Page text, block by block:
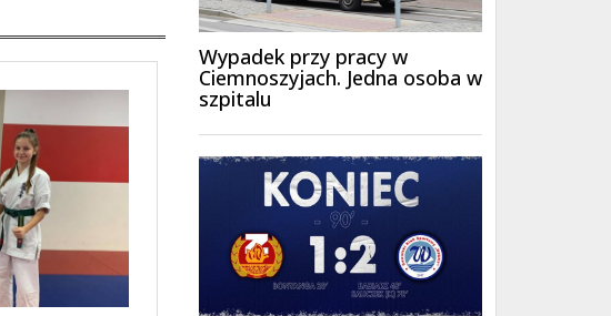
Wypadek przy pracy w
Ciemnoszyjach. Jedna osoba w
szpitalu